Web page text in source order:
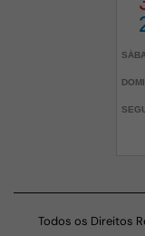
Todos os Direitos